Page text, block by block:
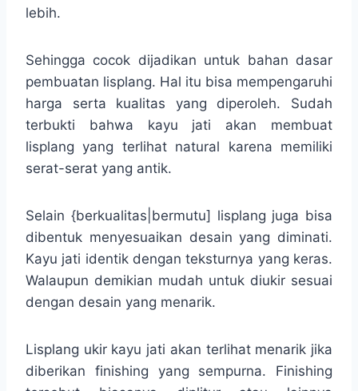
lebih.
Sehingga cocok dijadikan untuk bahan dasar
pembuatan lisplang. Hal itu bisa mempengaruhi
harga serta kualitas yang diperoleh. Sudah
terbukti bahwa kayu jati akan membuat
lisplang yang terlihat natural karena memiliki
serat-serat yang antik.
Selain {berkualitas|bermutu] lisplang juga bisa
dibentuk menyesuaikan desain yang diminati.
Kayu jati identik dengan teksturnya yang keras.
Walaupun demikian mudah untuk diukir sesuai
dengan desain yang menarik.
Lisplang ukir kayu jati akan terlihat menarik jika
diberikan finishing yang sempurna. Finishing